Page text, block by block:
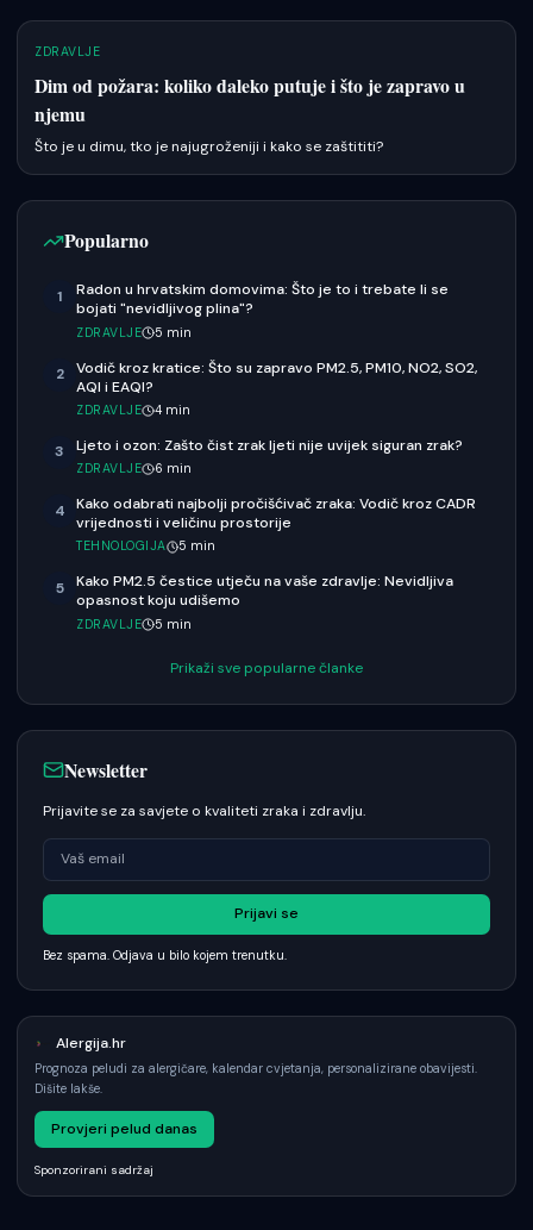
ZDRAVLJE
Dim od požara: koliko daleko putuje i što je zapravo u
njemu
Što je u dimu, tko je najugroženiji i kako se zaštititi?
Popularno
1
Radon u hrvatskim domovima: Što je to i trebate li se
bojati "nevidljivog plina"?
ZDRAVLJE 5 min
2
Vodič kroz kratice: Što su zapravo PM2.5, PM10, NO2, SO2,
AQI i EAQI?
ZDRAVLJE 4min
3 Ljeto i ozon: Zašto čist zrak ljeti nije uvijek siguran zrak?
ZDRAVLJE 6 min
4
Kako odabrati najbolji pročišćivač zraka: Vodič kroz CADR
vrijednosti i veličinu prostorije
TEHNOLOGIJA 5 min
5
Kako PM2.5 čestice utječu na vaše zdravlje: Nevidljiva
opasnost koju udišemo
ZDRAVLJE 5 min
Prikaži sve popularne članke
Newsletter
Prijavite se za savjete o kvaliteti zraka i zdravlju.
Prijavi se
Bez spama. Odjava u bilo kojem trenutku.
Alergija.hr
Prognoza peludi za alergičare, kalendar cvjetanja, personalizirane obavijesti.
Dišite lakše.
Provjeri pelud danas
Sponzorirani sadržaj